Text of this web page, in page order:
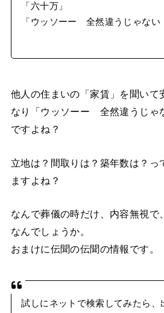
「六十万」
「ウッソーー 全然違うじゃない
他人の住まいの「家賃」を聞いて
なり「ウッソーー 全然違うじゃ
ですよね？
立地は？間取りは？築年数は？っ
ますよね？
なんで葬儀の時だけ、内容無視で
なんでしょうか。
おまけに伝聞の伝聞の情報です。
試しにネットで検索してみたら、